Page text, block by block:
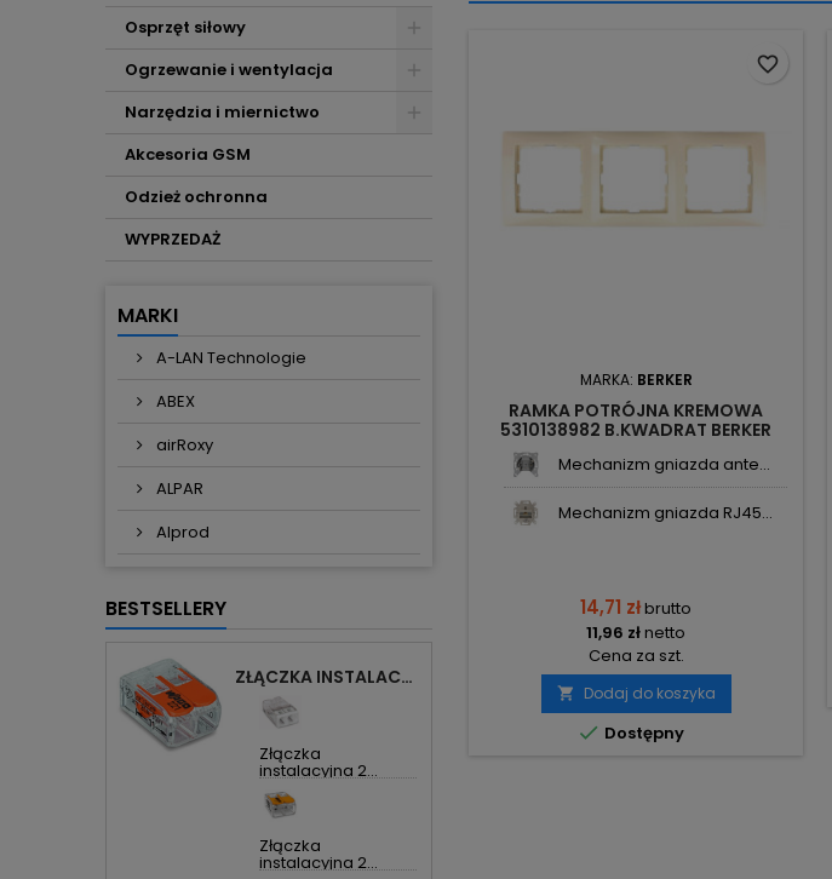
Osprzęt siłowy
Ogrzewanie i wentylacja
Narzędzia i miernictwo
Akcesoria GSM
Odzież ochronna
WYPRZEDAŻ
MARKI
A-LAN Technologie
ABEX
airRoxy
ALPAR
Alprod
BESTSELLERY
ZŁĄCZKA INSTALACYJNA 2X UNIWERSALNA COMPACT 221-412 WAGO
Złączka
instalacyjna 2...
Złączka
instalacyjna 2...
MARKA: BERKER
RAMKA POTRÓJNA KREMOWA
5310138982 B.KWADRAT BERKER
Mechanizm gniazda ante...
Mechanizm gniazda RJ45...
14,71 złbrutto
11,96 złnetto
Cena za szt.
 Dodaj do koszyka
 Dostępny
favorite_border